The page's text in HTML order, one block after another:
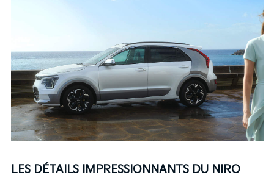
LES DÉTAILS IMPRESSIONNANTS DU NIRO